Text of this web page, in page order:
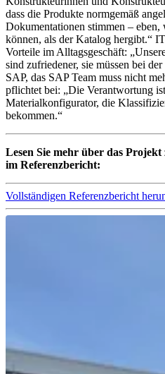
dass die Produkte normgemäß
Dokumentationen stimmen – eben,
können, als der Katalog hergibt.“
Vorteile im Alltagsgeschäft:
sind zufriedener, sie müssen bei
SAP, das SAP Team muss nicht
pflichtet bei: „Die Verantwortung
Materialkonfigurator, die
bekommen.“
Lesen Sie mehr über das
im Referenzbericht:
Vollständigen Referenzbericht